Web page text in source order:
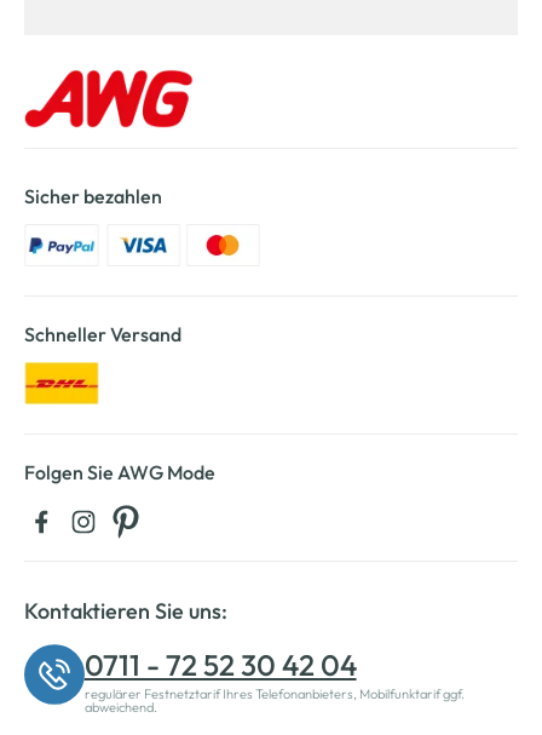
Sicher bezahlen
Schneller Versand
Folgen Sie AWG Mode
Kontaktieren Sie uns:
0711 - 72 52 30 42 04
regulärer Festnetztarif Ihres Telefonanbieters, Mobilfunktarif ggf.
abweichend.